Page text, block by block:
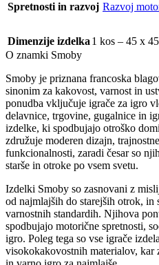
Spretnosti in razvoj Razvoj
Dimenzije izdelka 1 kos – 45 x
O znamki Smoby
Smoby je priznana francoska
sinonim za kakovost, varnost in
ponudba vključuje igrače za igro
delavnice, trgovine, gugalnice in
izdelke, ki spodbujajo otroško
združuje moderen dizajn,
funkcionalnosti, zaradi česar so
starše in otroke po vsem svetu.
Izdelki Smoby so zasnovani z
od najmlajših do starejših otrok, in
varnostnih standardih. Njihova
spodbujajo motorične spretnosti,
igro. Poleg tega so vse igrače
visokokakovostnih materialov,